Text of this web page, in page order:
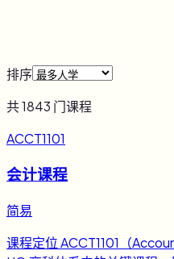
排序
共1843 门课程
ACCT1101
会计课程
简易
课程定位 ACCT1101（